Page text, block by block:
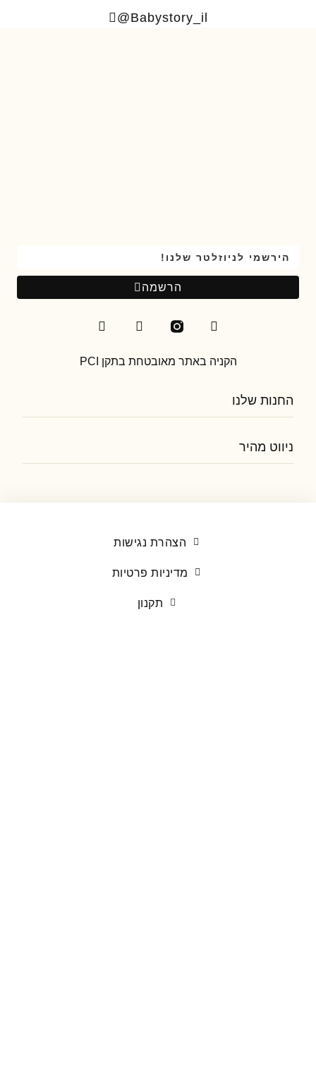
Babystory_il@
ניווט מהיר
החנות שלנו
תמונות
הרשמה
הקניה באתר מאובטחת בתקן PCI
הצהרת נגישות
מדיניות פרטיות
תקנון